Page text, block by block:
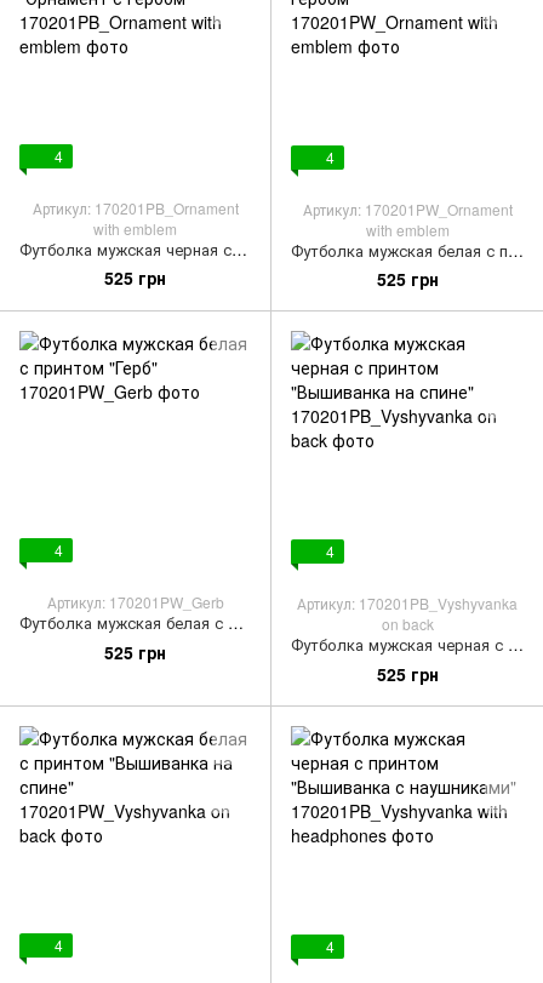
4
Артикул: 170201PB_Ornament
with emblem
Футболка мужская черная с принтом "Орнамент с гербом"
525 грн
4
Артикул: 170201PW_Ornament
with emblem
Футболка мужская белая с принтом "Орнамент с гербом"
525 грн
4
Артикул: 170201PW_Gerb
Футболка мужская белая с принтом "Герб"
525 грн
4
Артикул: 170201PB_Vyshyvanka
on back
Футболка мужская черная с принтом "Вышиванка на спине"
525 грн
4 4